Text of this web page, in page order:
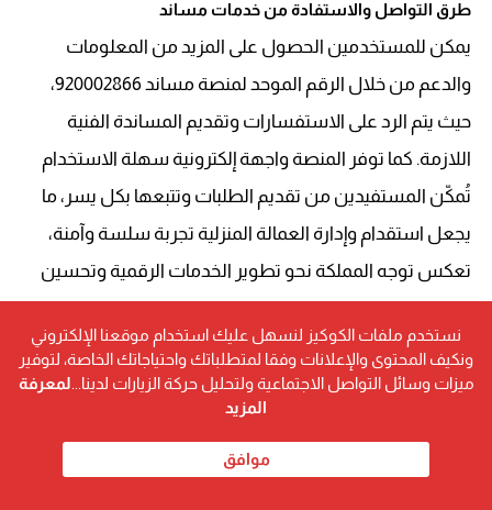
طرق التواصل والاستفادة من خدمات مساند
يمكن للمستخدمين الحصول على المزيد من المعلومات
والدعم من خلال الرقم الموحد لمنصة مساند 920002866،
حيث يتم الرد على الاستفسارات وتقديم المساندة الفنية
اللازمة. كما توفر المنصة واجهة إلكترونية سهلة الاستخدام
تُمكّن المستفيدين من تقديم الطلبات وتتبعها بكل يسر، ما
يجعل استقدام وإدارة العمالة المنزلية تجربة سلسة وآمنة،
تعكس توجه المملكة نحو تطوير الخدمات الرقمية وتحسين
جودة الحياة للمواطنين والمقيمين.
نستخدم ملفات الكوكيز لنسهل عليك استخدام موقعنا الإلكتروني
ونكيف المحتوى والإعلانات وفقا لمتطلباتك واحتياجاتك الخاصة، لتوفير
ميزات وسائل التواصل الاجتماعية ولتحليل حركة الزيارات لدينا... لمعرفة
المزيد
موافق